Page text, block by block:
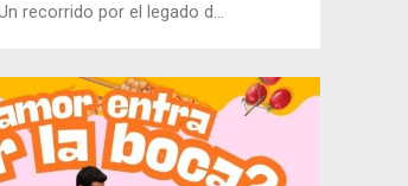
recorrido por el legado d...